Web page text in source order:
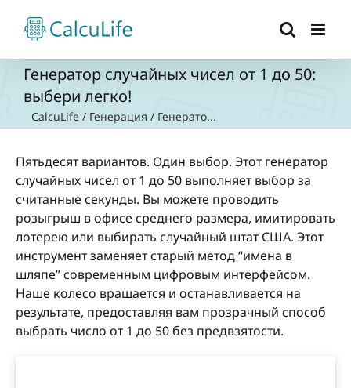
content
Генератор случайных чисел от 1 до 50:
выбери легко!
CalcuLife / Генерация / Генерато...
Пятьдесят вариантов. Один выбор. Этот генератор
случайных чисел от 1 до 50 выполняет выбор за
считанные секунды. Вы можете проводить
розыгрыш в офисе среднего размера, имитировать
лотерею или выбирать случайный штат США. Этот
инструмент заменяет старый метод “имена в
шляпе” современным цифровым интерфейсом.
Наше колесо вращается и останавливается на
результате, предоставляя вам прозрачный способ
выбрать число от 1 до 50 без предвзятости.